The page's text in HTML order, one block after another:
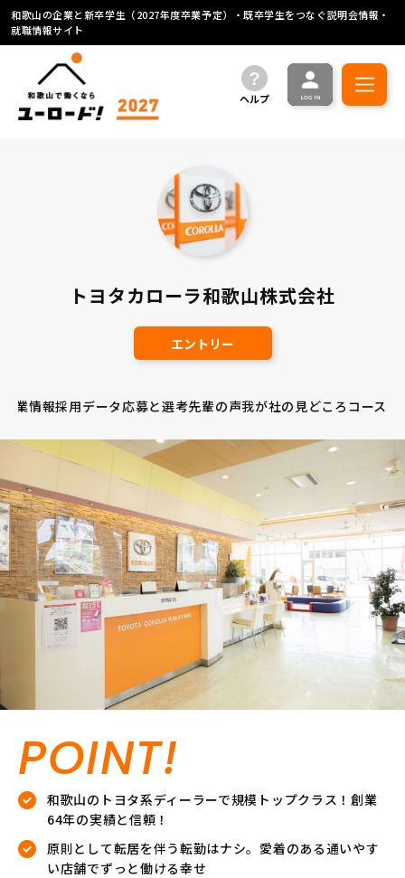
和歌山の企業と新卒学生（2027年度卒業予定）・既卒学生をつなぐ説明会情報・
就職情報サイト
ヘルプ
トヨタカローラ和歌山株式会社
エントリー
企業情報採用データ応募と選考先輩の声我が社の見どころ コース
POINT!
和歌山のトヨタ系ディーラーで規模トップクラス！創業
64年の実績と信頼！
原則として転居を伴う転勤はナシ。愛着のある通いやす
い店舗でずっと働ける幸せ